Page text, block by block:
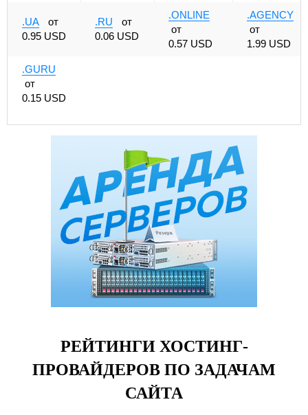
.UA
от
0.95 USD
.RU
от
0.06 USD
.ONLINE
от
0.57 USD
.AGENCY
от
1.99 USD
.GURU
от
0.15 USD
РЕЙТИНГИ ХОСТИНГ-
ПРОВАЙДЕРОВ ПО ЗАДАЧАМ
САЙТА